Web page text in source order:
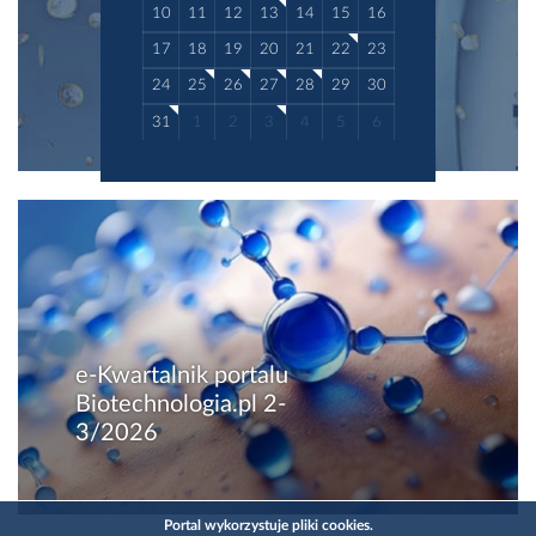
10 11 12 13 14 15 16
17 18 19 20 21 22 23
24 25 26 27 28 29 30
31 1 2 3 4 5 6
e-Kwartalnik portalu
Biotechnologia.pl 2-
3/2026
Portal wykorzystuje pliki cookies.